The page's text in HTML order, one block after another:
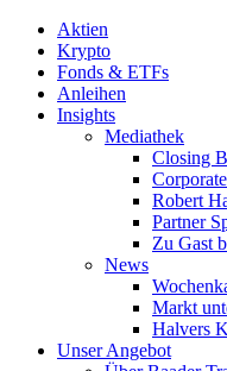
Aktien
Krypto
Fonds & ETFs
Anleihen
Insights
Mediathek
Closing
Robert
Partner
Zu Gast
News
Markt
Halvers
Unser Angebot